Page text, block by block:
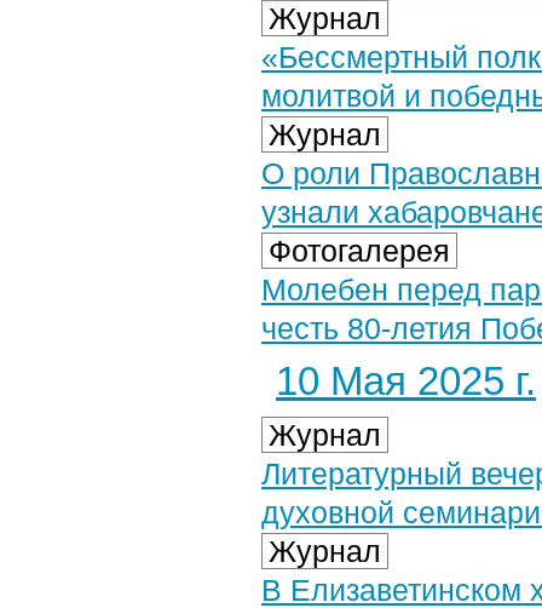
Журнал
«Бессмертный
молитвой и
Журнал
О роли
узнали
Фотогалерея
Молебен перед
честь 80-летия
10 Мая 2025 г.
Журнал
Литературный
духовной
Журнал
В Елизаветинском